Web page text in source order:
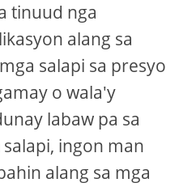
tinuud nga
alang sa
salapi sa presyo
o wala'y
labaw pa sa
ingon man
alang sa mga